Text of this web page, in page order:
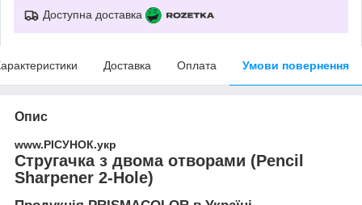
Доступна доставка
Доставка Оплата Умови повернення
Опис
www.РІСУНОК.укр
Стругачка з двома отворами (Pencil
Sharpener 2-Hole)